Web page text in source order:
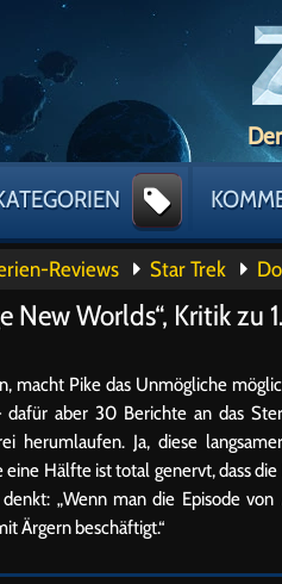
Reviews Star Trek
New Worlds“, Kritik
macht Pike das Unmögliche
aber 30 Berichte an das
herumlaufen. Ja, diese
Hälfte ist total genervt, dass
„Wenn man die Episode von
Ärgern beschäftigt.“